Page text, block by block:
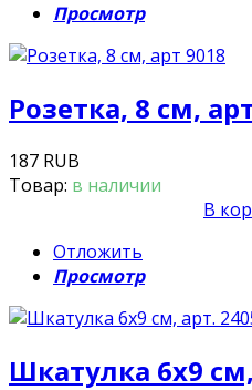
Просмотр
Розетка, 8 см,
187 RUB
Товар: в наличии
В
Отложить
Просмотр
Шкатулка 6х9